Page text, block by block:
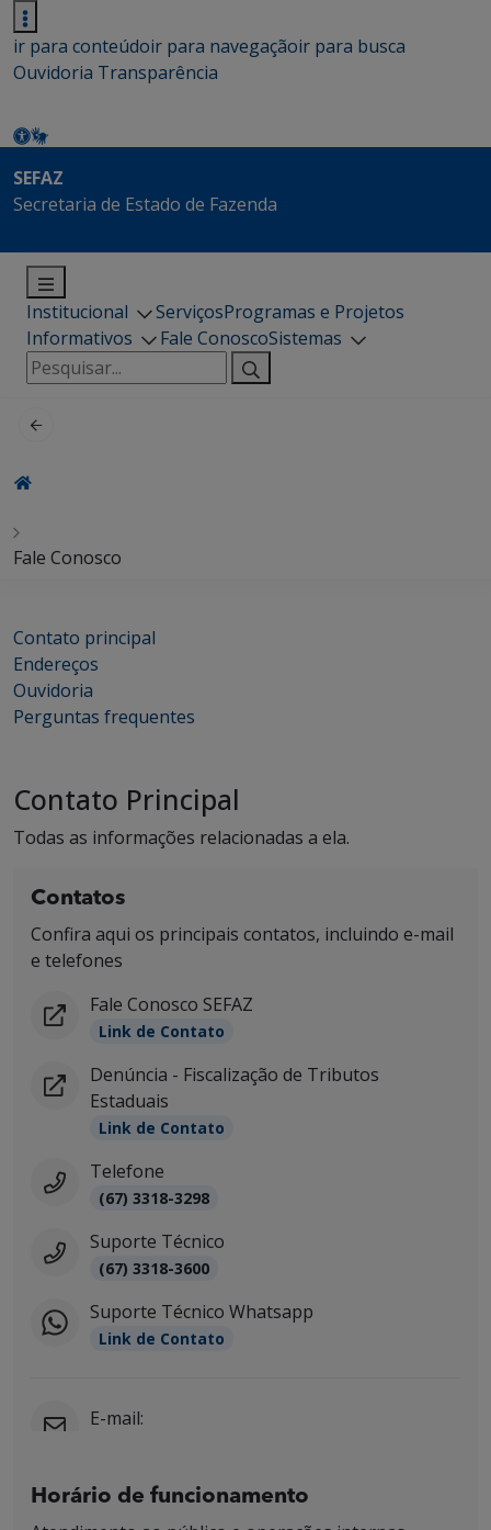
ir para conteúdoir para navegaçãoir para busca
Ouvidoria Transparência
SEFAZ
Secretaria de Estado de Fazenda
Institucional ServiçosProgramas e Projetos
Informativos
Fale ConoscoSistemas
Pesquisar
por:
Fale Conosco
Contato principal
Endereços
Ouvidoria
Perguntas frequentes
Contato Principal
Todas as informações relacionadas a ela.
Contatos
Confira aqui os principais contatos, incluindo e-mail
e telefones
Fale Conosco SEFAZ
Link de Contato
Denúncia - Fiscalização de Tributos
Estaduais
Link de Contato
Telefone
(67) 3318-3298
Suporte Técnico
(67) 3318-3600
Suporte Técnico Whatsapp
Link de Contato
E-mail:
Horário de funcionamento